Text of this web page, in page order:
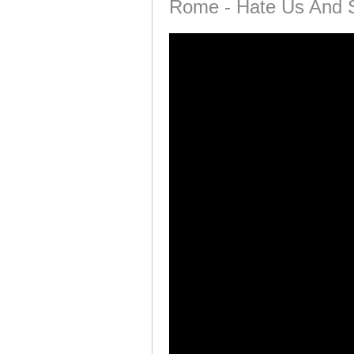
Rome - Hate Us And